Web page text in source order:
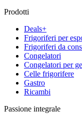
Prodotti
Deals+
Frigoriferi per
Frigoriferi da
Congelatori
Congelatori per
Celle frigorifere
Gastro
Ricambi
Passione integrale